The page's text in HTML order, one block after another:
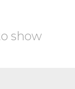
show